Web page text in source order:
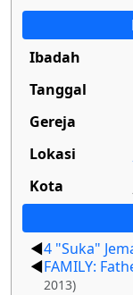
Ibadah
Tanggal
Gereja
Lokasi
Kota
4 "Suka"
FAMILY:
2013)